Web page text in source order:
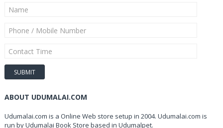
ABOUT UDUMALAI.COM
Udumalai.com is a Online Web store setup in 2004. Udumalai.com is
run by Udumalai Book Store based in Udumalpet.